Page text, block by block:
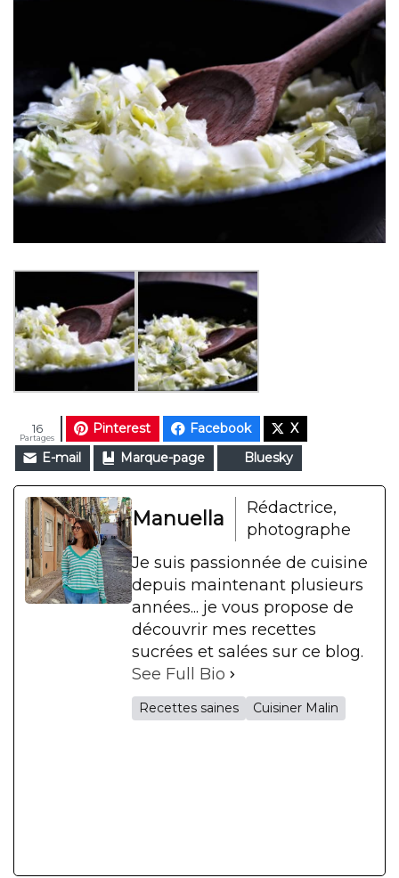
Pinterest Facebook
X
E-mail
Marque-page Bluesky
Partages
16
Manuella
Rédactrice,
photographe
Je suis passionnée de cuisine
depuis maintenant plusieurs
années... je vous propose de
découvrir mes recettes
sucrées et salées sur ce blog.
See Full Bio
Recettes saines Cuisiner Malin